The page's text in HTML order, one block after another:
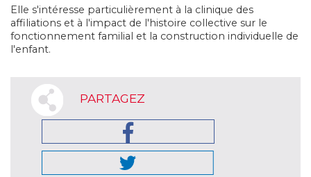
Elle s'intéresse particulièrement à la clinique des
affiliations et à l'impact de l'histoire collective sur le
fonctionnement familial et la construction individuelle de
l'enfant.
PARTAGEZ